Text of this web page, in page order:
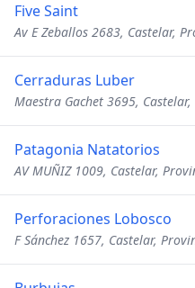
Five Saint
Av E Zeballos 2683, Castelar,
Cerraduras Luber
Maestra Gachet 3695,
Patagonia Natatorios
AV MUÑIZ 1009, Castelar,
Perforaciones Lobosco
F Sánchez 1657, Castelar,